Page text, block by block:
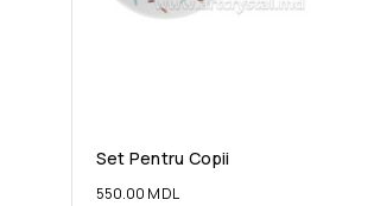
Set Pentru Copii
550.00 MDL